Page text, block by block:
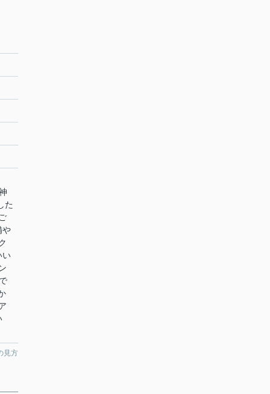
た
や
い
見方